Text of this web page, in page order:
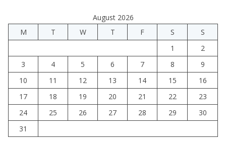
August 2026
M
T W T F S
S
1
2
3
4 5 6 7 8
9
10
11 12 13 14 15
16
17
18 19 20 21 22
23
24
25 26 27 28 29
30
31